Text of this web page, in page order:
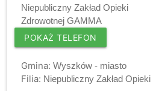
Niepubliczny Zakład Opieki
Zdrowotnej GAMMA
POKAŻ TELEFON
Gmina: Wyszków - miasto
Filia: Niepubliczny Zakład